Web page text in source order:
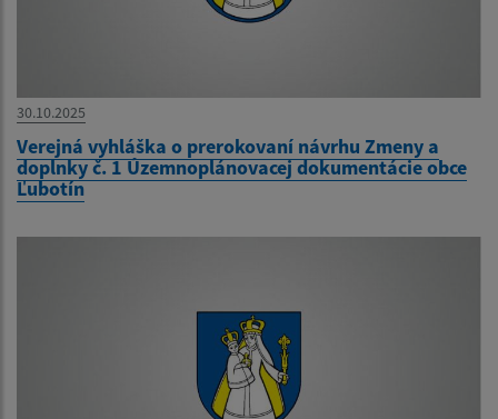
30.10.2025
Verejná vyhláška o prerokovaní návrhu Zmeny a
doplnky č. 1 Územnoplánovacej dokumentácie obce
Ľubotín